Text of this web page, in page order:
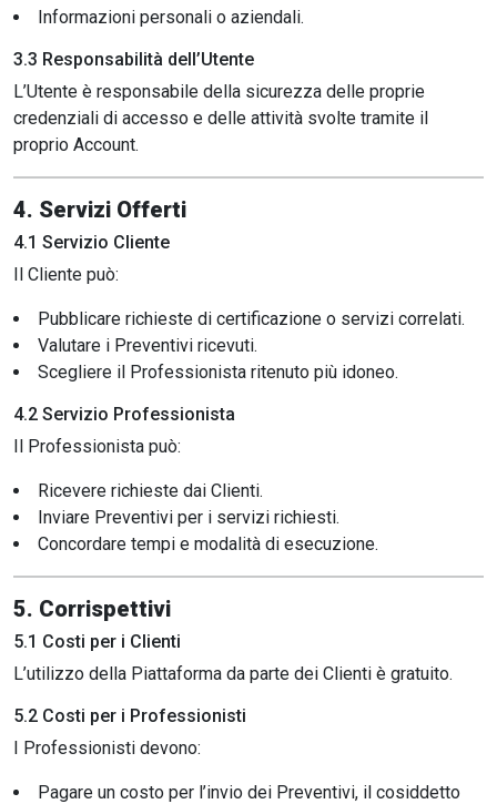
Informazioni personali o aziendali.
3.3 Responsabilità dell’Utente
L’Utente è responsabile della sicurezza delle proprie
credenziali di accesso e delle attività svolte tramite il
proprio Account.
4. Servizi Offerti
4.1 Servizio Cliente
Il Cliente può:
Pubblicare richieste di certificazione o servizi correlati.
Valutare i Preventivi ricevuti.
Scegliere il Professionista ritenuto più idoneo.
4.2 Servizio Professionista
Il Professionista può:
Ricevere richieste dai Clienti.
Inviare Preventivi per i servizi richiesti.
Concordare tempi e modalità di esecuzione.
5. Corrispettivi
5.1 Costi per i Clienti
L’utilizzo della Piattaforma da parte dei Clienti è gratuito.
5.2 Costi per i Professionisti
I Professionisti devono:
Pagare un costo per l’invio dei Preventivi, il cosiddetto